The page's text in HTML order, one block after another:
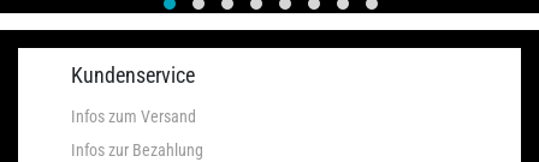
Kundenservice
Infos zum Versand
Infos zur Bezahlung